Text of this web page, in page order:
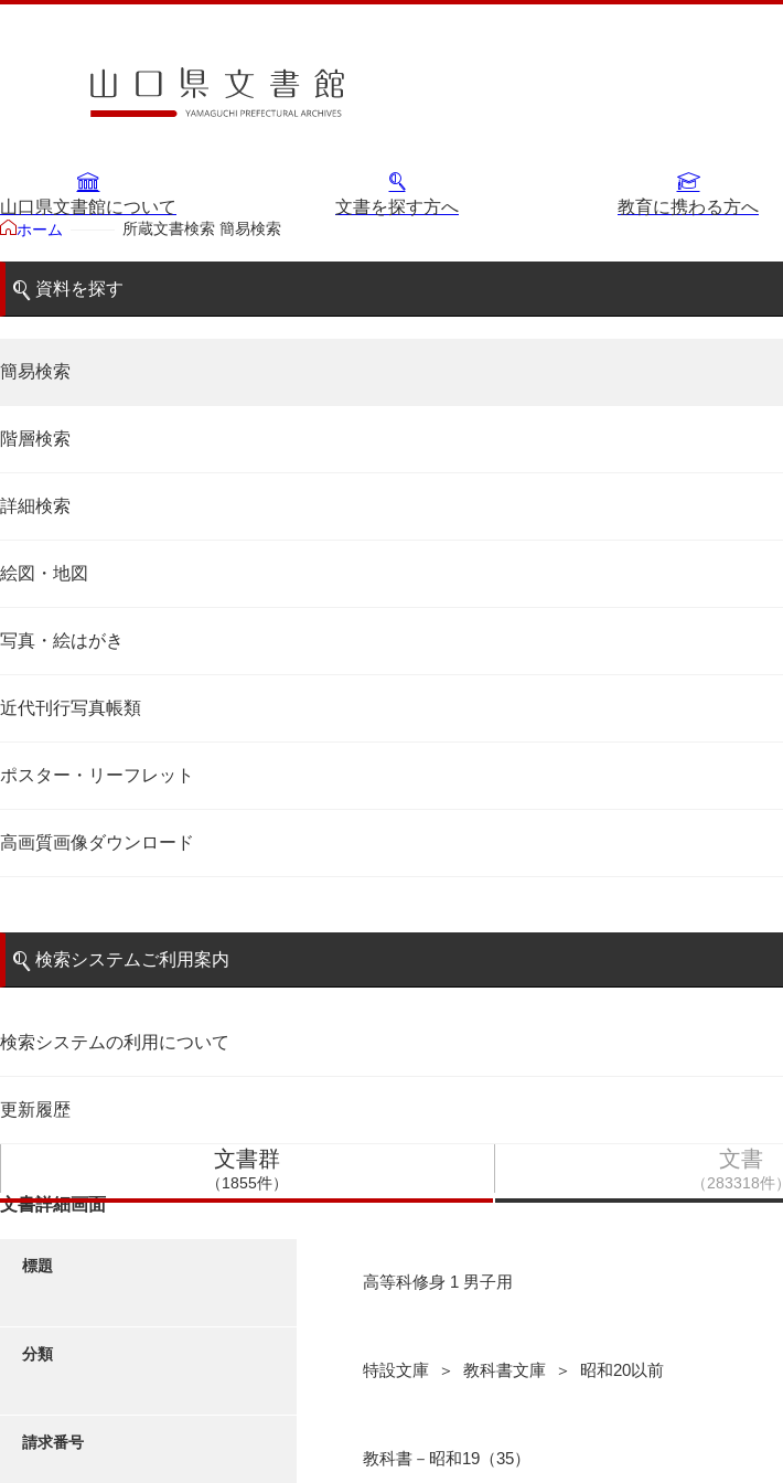
山口県文書館について 文書を探す方へ 教育に携わる方へ
ホーム 所蔵文書検索 簡易検索
資料を探す
簡易検索
階層検索
詳細検索
絵図・地図
写真・絵はがき
近代刊行写真帳類
ポスター・リーフレット
高画質画像ダウンロード
検索システムご利用案内
検索システムの利用について
更新履歴
文書群
（1855件）
文書
（283318件）
文書詳細画面
標題
高等科修身 1 男子用
分類
特設文庫 ＞ 教科書文庫 ＞ 昭和20以前
請求番号
教科書－昭和19（35）